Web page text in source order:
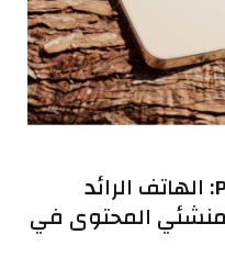
هواوي Pura 90s Pro Max: الهاتف الرائد
بكسل لمنشئي المحتوى في